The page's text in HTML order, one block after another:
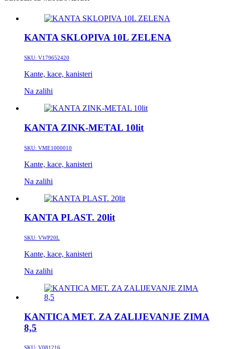
KANTA SKLOPIVA 10L ZELENA
SKU: V179652420
Kante, kace, kanisteri
Na zalihi
KANTA ZINK-METAL 10lit
SKU: VME1000010
Kante, kace, kanisteri
Na zalihi
KANTA PLAST. 20lit
SKU: VWP20L
Kante, kace, kanisteri
Na zalihi
KANTICA MET. ZA ZALIJEVANJE ZIMA
8,5
SKU: V081216